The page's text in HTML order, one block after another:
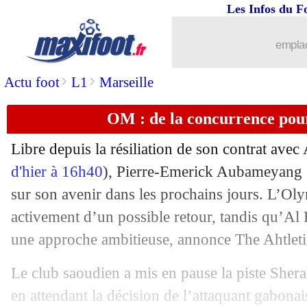
Actu foot> L1 > Marseille
Les Infos du
OM : de la concurrence
Libre depuis la résiliation de son contrat
d'hier à 16h40), Pierre-Emerick
sur son avenir dans les prochains jours.
activement d’un possible retour, tandis
une approche ambitieuse, annonce The
Le club saoudien a mis en pause la piste
en attendant la décision de l’attaquant
Man Utd
18/07 Sassuolo
18/07 Milan: Terracciano, c'est signé
18/07 PSG : Zabarnyi, Tottenham s'en mêle
18/07 Barça: ça coince pour De Jong
18/07 Barça: après Roony, Rayan Bardghji
18/07 Betis : c'est fini pour Carvalho